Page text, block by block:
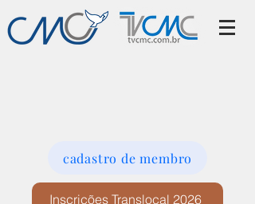
cadastro de membro
Inscrições Translocal 2026